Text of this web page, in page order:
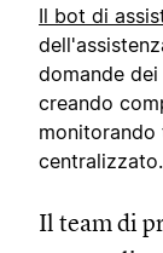
Il bot di
domande
creando
centralizzato.
Il team di